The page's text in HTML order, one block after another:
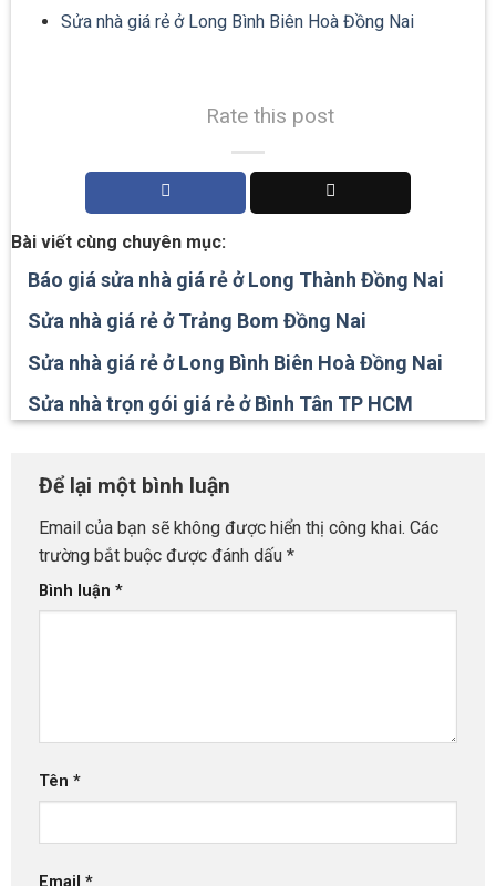
Sửa nhà giá rẻ ở Long Bình Biên Hoà Đồng Nai
Rate this post
Bài viết cùng chuyên mục:
Báo giá sửa nhà giá rẻ ở Long Thành Đồng Nai
Sửa nhà giá rẻ ở Trảng Bom Đồng Nai
Sửa nhà giá rẻ ở Long Bình Biên Hoà Đồng Nai
Sửa nhà trọn gói giá rẻ ở Bình Tân TP HCM
Để lại một bình luận
Email của bạn sẽ không được hiển thị công khai. Các
trường bắt buộc được đánh dấu *
Bình luận *
Tên *